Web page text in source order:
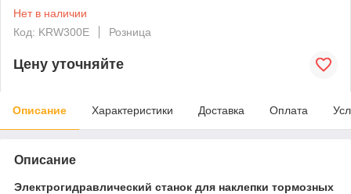
Нет в наличии
Код: KRW300E
Розница
Цену уточняйте
Описание Характеристики Доставка Оплата
Описание
Электрогидравлический станок для наклепки тормозных